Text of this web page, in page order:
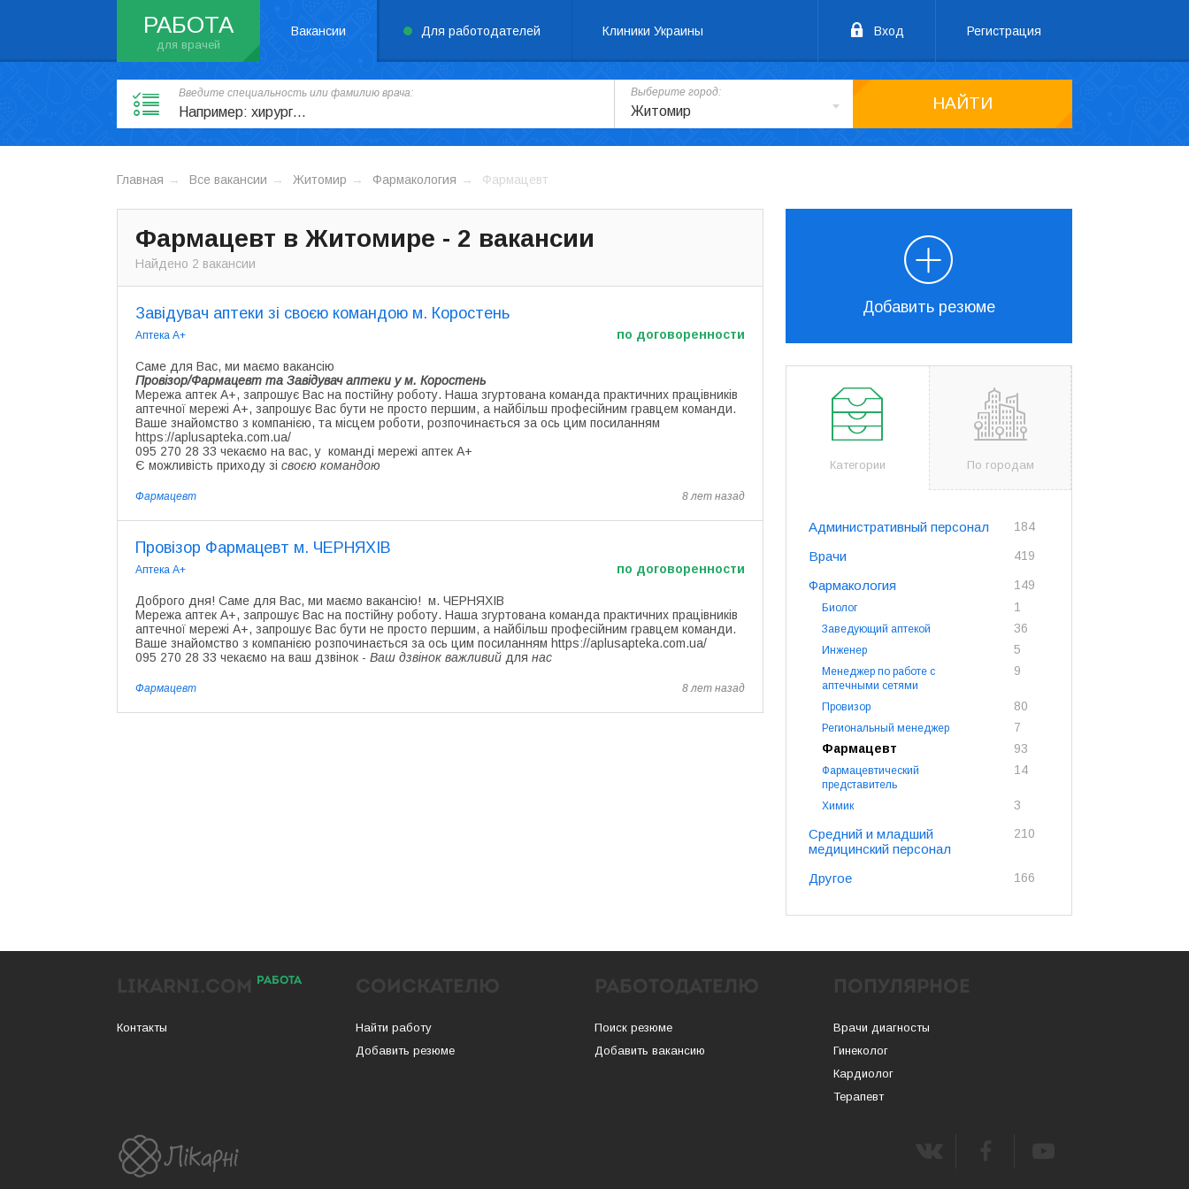
РАБОТА Вакансии Для работодателей Клиники Украины Вход Регистрация
Введите специальность или фамилию врача: Выберите город:
Житомир НАЙТИ
Главная Все вакансии Житомир Фармакология Фармацевт
Фармацевт в Житомире - 2 вакансии
Найдено 2 вакансии
Завідувач аптеки зі своєю командою м. Коростень
Аптека А+ по договоренности
Саме для Вас, ми маємо вакансію
Провізор/Фармацевт та Завідувач аптеки у м. Коростень
Мережа аптек А+, запрошує Вас на постійну роботу. Наша згуртована команда практичних працівників
аптечної мережі А+, запрошує Вас бути не просто першим, а найбільш професійним гравцем команди.
Ваше знайомство з компанією, та місцем роботи, розпочинається за ось цим посиланням
https://aplusapteka.com.ua/
095 270 28 33 чекаємо на вас, у команді мережі аптек А+
Є можливість приходу зі своєю командою
Фармацевт 8 лет назад
Провізор Фармацевт м. ЧЕРНЯХІВ
Аптека А+ по договоренности
Доброго дня! Саме для Вас, ми маємо вакансію! м. ЧЕРНЯХІВ
Мережа аптек А+, запрошує Вас на постійну роботу. Наша згуртована команда практичних працівників
аптечної мережі А+, запрошує Вас бути не просто першим, а найбільш професійним гравцем команди.
Ваше знайомство з компанією розпочинається за ось цим посиланням https://aplusapteka.com.ua/
095 270 28 33 чекаємо на ваш дзвінок - Ваш дзвінок важливий для нас
Фармацевт 8 лет назад
Добавить резюме
Категории По городам
Административный персонал 184
Врачи 419
Фармакология 149
Биолог 1
Заведующий аптекой 36
Инженер 5
Менеджер по работе с
аптечными сетями
9
Провизор 80
Региональный менеджер
7
Фармацевт
93
Фармацевтический
представитель
14
Химик 3
Средний и младший
медицинский персонал
210
Другое 166
РАБОТА
Контакты
Найти работу
Добавить резюме
Поиск резюме
Добавить вакансию
Врачи диагносты
Гинеколог
Кардиолог
Терапевт